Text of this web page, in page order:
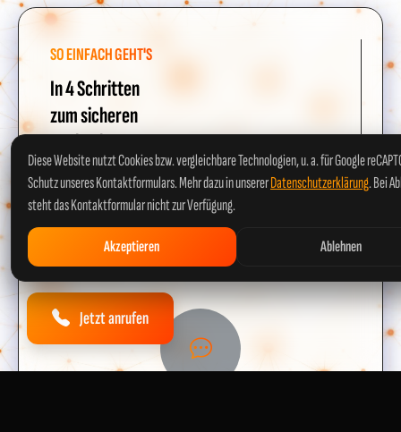
Jetzt anrufen
SO EINFACH GEHT'S
In 4 Schritten
zum sicheren
E-Check
Unkompliziert, transparent und schnell – so
funktioniert unser Service für Kirn.
Diese Website nutzt Cookies bzw. vergleichbare Technologien, u. a. für Google
Schutz unseres Kontaktformulars. Mehr dazu in unsererDatenschutzerklärung. Bei
steht das Kontaktformular nicht zur Verfügung.
Akzeptieren Ablehnen